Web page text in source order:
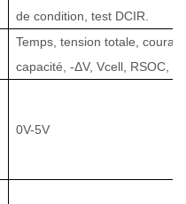
de condition, test DCIR.
Temps, tension totale,
capacité, -ΔV, Vcell, RSOC,
0V-5V